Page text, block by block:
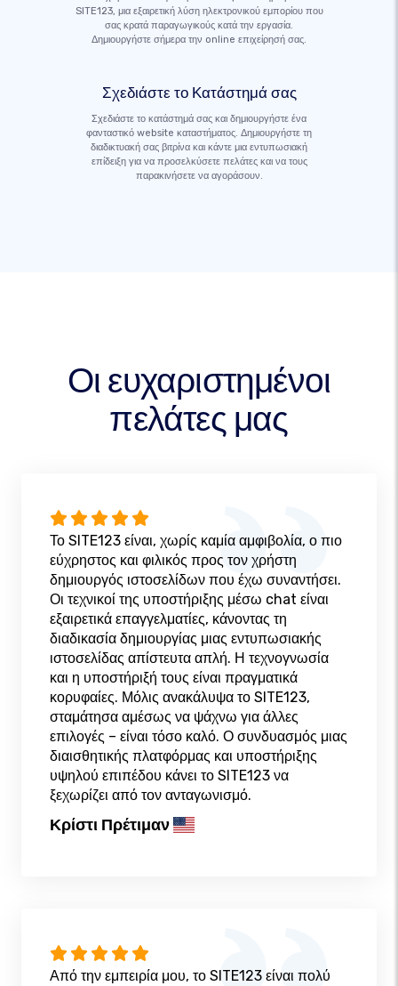
SITE123, μια εξαιρετική λύση ηλεκτρονικού εμπορίου που
σας κρατά παραγωγικούς κατά την εργασία.
Δημιουργήστε σήμερα την online επιχείρησή σας.
Σχεδιάστε το Κατάστημά σας
Σχεδιάστε το κατάστημά σας και δημιουργήστε ένα
φανταστικό website καταστήματος. Δημιουργήστε τη
διαδικτυακή σας βιτρίνα και κάντε μια εντυπωσιακή
επίδειξη για να προσελκύσετε πελάτες και να τους
παρακινήσετε να αγοράσουν.
Οι ευχαριστημένοι
πελάτες μας
Το SITE123 είναι, χωρίς καμία αμφιβολία, ο πιο
εύχρηστος και φιλικός προς τον χρήστη
δημιουργός ιστοσελίδων που έχω συναντήσει.
Οι τεχνικοί της υποστήριξης μέσω chat είναι
εξαιρετικά επαγγελματίες, κάνοντας τη
διαδικασία δημιουργίας μιας εντυπωσιακής
ιστοσελίδας απίστευτα απλή. Η τεχνογνωσία
και η υποστήριξή τους είναι πραγματικά
κορυφαίες. Μόλις ανακάλυψα το SITE123,
σταμάτησα αμέσως να ψάχνω για άλλες
επιλογές – είναι τόσο καλό. Ο συνδυασμός μιας
διαισθητικής πλατφόρμας και υποστήριξης
υψηλού επιπέδου κάνει το SITE123 να
ξεχωρίζει από τον ανταγωνισμό.
Κρίστι Πρέτιμαν
Από την εμπειρία μου, το SITE123 είναι πολύ